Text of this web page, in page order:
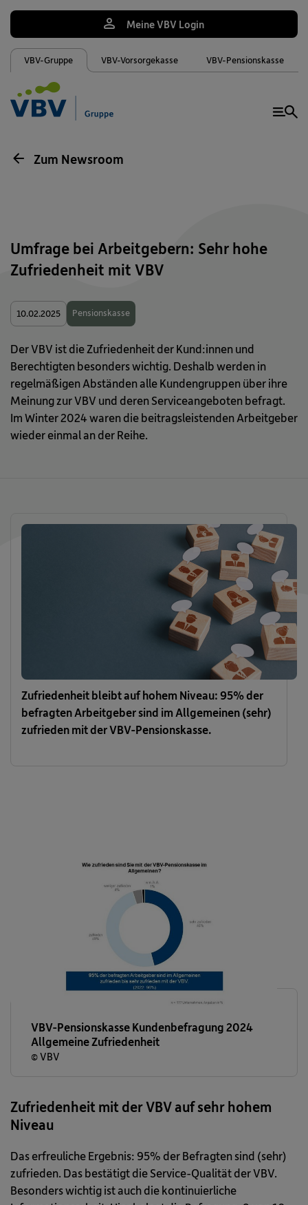
VBV-Gruppe VBV-Vorsorgekasse VBV-Pensionskasse
Meine VBV Login
Zum Newsroom
Umfrage bei Arbeitgebern: Sehr hohe
Zufriedenheit mit VBV
10.02.2025 Pensionskasse
Der VBV ist die Zufriedenheit der Kund:innen und
Berechtigten besonders wichtig. Deshalb werden in
regelmäßigen Abständen alle Kundengruppen über ihre
Meinung zur VBV und deren Serviceangeboten befragt.
Im Winter 2024 waren die beitragsleistenden Arbeitgeber
wieder einmal an der Reihe.
Zufriedenheit bleibt auf hohem Niveau: 95% der
befragten Arbeitgeber sind im Allgemeinen (sehr)
zufrieden mit der VBV-Pensionskasse.
VBV-Pensionskasse Kundenbefragung 2024
Allgemeine Zufriedenheit
© VBV
Zufriedenheit mit der VBV auf sehr hohem
Niveau
Das erfreuliche Ergebnis: 95% der Befragten sind (sehr)
zufrieden. Das bestätigt die Service-Qualität der VBV.
Besonders wichtig ist auch die kontinuierliche